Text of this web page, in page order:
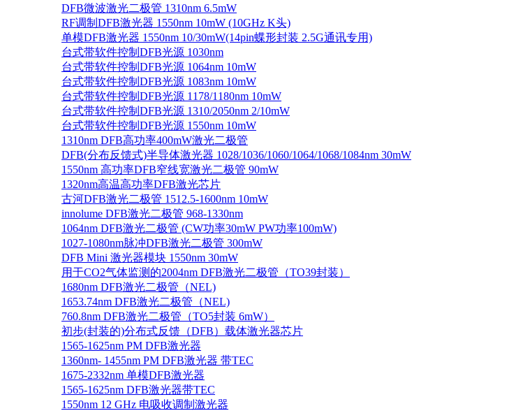
DFB微波激光二极管 1310nm 6.5mW
RF调制DFB激光器 1550nm 10mW (10GHz K头)
单模DFB激光器 1550nm 10/30mW(14pin蝶形封装 2.5G通讯专用)
台式带软件控制DFB光源 1030nm
台式带软件控制DFB光源 1064nm 10mW
台式带软件控制DFB光源 1083nm 10mW
台式带软件控制DFB光源 1178/1180nm 10mW
台式带软件控制DFB光源 1310/2050nm 2/10mW
台式带软件控制DFB光源 1550nm 10mW
1310nm DFB高功率400mW激光二极管
DFB(分布反馈式)半导体激光器 1028/1036/1060/1064/1068/1084nm 30mW
1550nm 高功率DFB窄线宽激光二极管 90mW
1320nm高温高功率DFB激光芯片
古河DFB激光二极管 1512.5-1600nm 10mW
innolume DFB激光二极管 968-1330nm
1064nm DFB激光二极管 (CW功率30mW PW功率100mW)
1027-1080nm脉冲DFB激光二极管 300mW
DFB Mini 激光器模块 1550nm 30mW
用于CO2气体监测的2004nm DFB激光二极管（TO39封装）
1680nm DFB激光二极管（NEL)
1653.74nm DFB激光二极管（NEL)
760.8nm DFB激光二极管（TO5封装 6mW）
初步(封装的)分布式反馈（DFB）载体激光器芯片
1565-1625nm PM DFB激光器
1360nm- 1455nm PM DFB激光器 带TEC
1675-2332nm 单模DFB激光器
1565-1625nm DFB激光器带TEC
1550nm 12 GHz 电吸收调制激光器